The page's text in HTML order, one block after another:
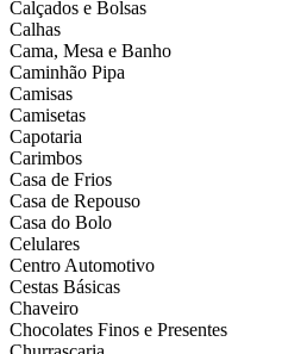
Calçados e Bolsas
Calhas
Cama, Mesa e Banho
Caminhão Pipa
Camisas
Camisetas
Capotaria
Carimbos
Casa de Frios
Casa de Repouso
Casa do Bolo
Celulares
Centro Automotivo
Cestas Básicas
Chaveiro
Chocolates Finos e Presentes